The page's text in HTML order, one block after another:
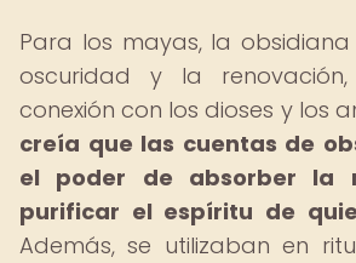
Para los mayas, la
oscuridad y la
conexión con los dioses y los
creía que las cuentas de
el poder de absorber la
purificar el espíritu de
Además, se utilizaban en